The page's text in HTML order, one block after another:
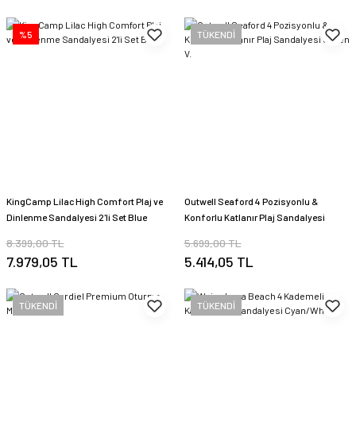
%5
KingCamp Lilac High Comfort Plaj ve
Dinlenme Sandalyesi 2'li Set Blue
8.399,00 TL
7.979,05 TL
TÜKENDİ
Outwell Seaford 4 Pozisyonlu &
Konforlu Katlanır Plaj Sandalyesi
5.699,00 TL
5.414,05 TL
TÜKENDİ TÜKENDİ